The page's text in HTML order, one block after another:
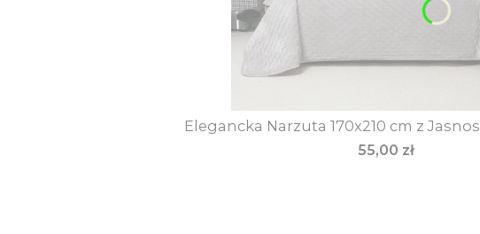
Elegancka Narzuta 170x210 cm z
Cena
55,00 zł